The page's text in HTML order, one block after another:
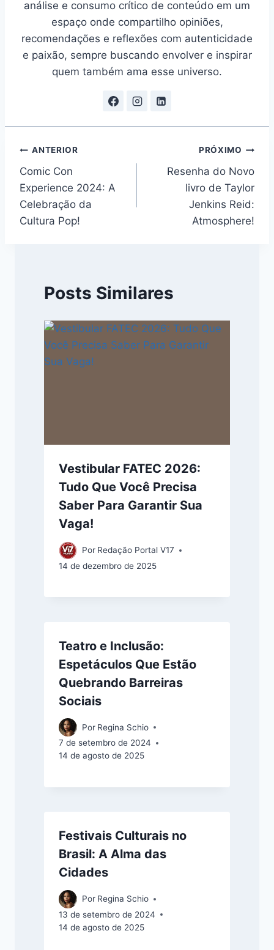
análise e consumo crítico de conteúdo em um
espaço onde compartilho opiniões,
recomendações e reflexões com autenticidade
e paixão, sempre buscando envolver e inspirar
quem também ama esse universo.
Navegação
de
Post
ANTERIOR
Comic Con
Experience 2024: A
Celebração da
Cultura Pop!
PRÓXIMO
Resenha do Novo
livro de Taylor
Jenkins Reid:
Atmosphere!
Posts Similares
Vestibular FATEC 2026:
Tudo Que Você Precisa
Saber Para Garantir Sua
Vaga!
Por Redação Portal V17
14 de dezembro de 2025
Teatro e Inclusão:
Espetáculos Que Estão
Quebrando Barreiras
Sociais
Por Regina Schio
7 de setembro de 2024
14 de agosto de 2025
Festivais Culturais no
Brasil: A Alma das
Cidades
Por Regina Schio
13 de setembro de 2024
14 de agosto de 2025